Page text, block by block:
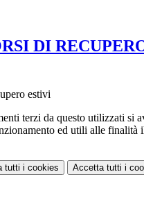
DI
estivi
terzi da questo utilizzati si
ed utili alle finalità
tutti i cookies Accetta tutti i